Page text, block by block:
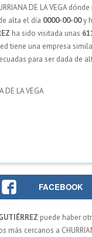
DE LA VEGA
alta el día 0000-00-00y
ha sido visitada unas
tiene una empresa
para ser dada de
DE LA VEGA
FACEBOOK
puede haber
cercanos a